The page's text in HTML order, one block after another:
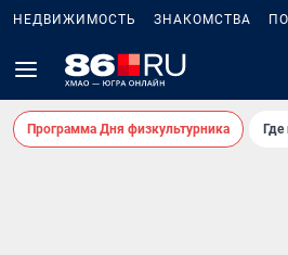
НЕДВИЖИМОСТЬ ЗНАКОМСТВА
Программа Дня физкультурника